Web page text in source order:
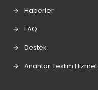
Haberler
FAQ
Destek
Anahtar Teslim Hizmet